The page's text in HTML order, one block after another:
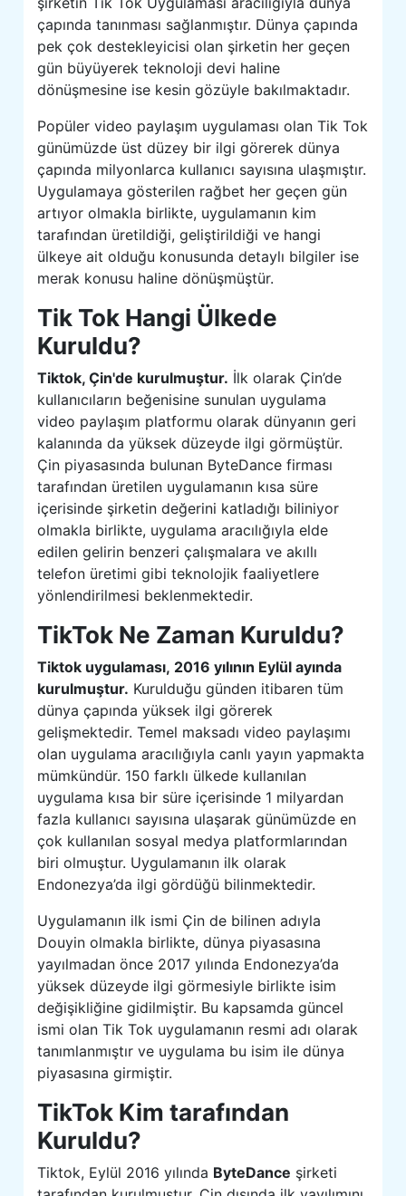
çapında tanınması sağlanmıştır. Dünya çapında
pek çok destekleyicisi olan şirketin her geçen
gün büyüyerek teknoloji devi haline
dönüşmesine ise kesin gözüyle bakılmaktadır.
Popüler video paylaşım uygulaması olan Tik Tok
günümüzde üst düzey bir ilgi görerek dünya
çapında milyonlarca kullanıcı sayısına ulaşmıştır.
Uygulamaya gösterilen rağbet her geçen gün
artıyor olmakla birlikte, uygulamanın kim
tarafından üretildiği, geliştirildiği ve hangi
ülkeye ait olduğu konusunda detaylı bilgiler ise
merak konusu haline dönüşmüştür.
Tik Tok Hangi Ülkede
Kuruldu?
Tiktok, Çin'de kurulmuştur. İlk olarak Çin’de
kullanıcıların beğenisine sunulan uygulama
video paylaşım platformu olarak dünyanın geri
kalanında da yüksek düzeyde ilgi görmüştür.
Çin piyasasında bulunan ByteDance firması
tarafından üretilen uygulamanın kısa süre
içerisinde şirketin değerini katladığı biliniyor
olmakla birlikte, uygulama aracılığıyla elde
edilen gelirin benzeri çalışmalara ve akıllı
telefon üretimi gibi teknolojik faaliyetlere
yönlendirilmesi beklenmektedir.
TikTok Ne Zaman Kuruldu?
Tiktok uygulaması, 2016 yılının Eylül ayında
kurulmuştur. Kurulduğu günden itibaren tüm
dünya çapında yüksek ilgi görerek
gelişmektedir. Temel maksadı video paylaşımı
olan uygulama aracılığıyla canlı yayın yapmakta
mümkündür. 150 farklı ülkede kullanılan
uygulama kısa bir süre içerisinde 1 milyardan
fazla kullanıcı sayısına ulaşarak günümüzde en
çok kullanılan sosyal medya platformlarından
biri olmuştur. Uygulamanın ilk olarak
Endonezya’da ilgi gördüğü bilinmektedir.
Uygulamanın ilk ismi Çin de bilinen adıyla
Douyin olmakla birlikte, dünya piyasasına
yayılmadan önce 2017 yılında Endonezya’da
yüksek düzeyde ilgi görmesiyle birlikte isim
değişikliğine gidilmiştir. Bu kapsamda güncel
ismi olan Tik Tok uygulamanın resmi adı olarak
tanımlanmıştır ve uygulama bu isim ile dünya
piyasasına girmiştir.
TikTok Kim tarafından
Kuruldu?
Tiktok, Eylül 2016 yılında ByteDance şirketi